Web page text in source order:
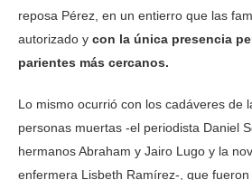
reposa Pérez, en un entierro que las
autorizado y con la única presencia
parientes más cercanos.
Lo mismo ocurrió con los cadáveres de
personas muertas -el periodista Daniel
hermanos Abraham y Jairo Lugo y la
enfermera Lisbeth Ramírez-, que